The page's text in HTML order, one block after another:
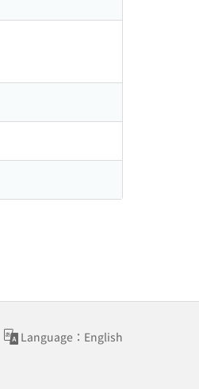
Language：English